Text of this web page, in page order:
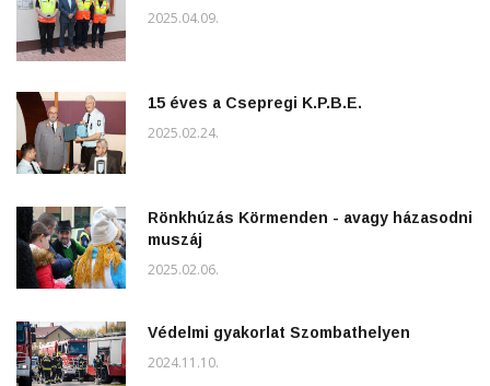
2025.04.09.
15 éves a Csepregi K.P.B.E.
2025.02.24.
Rönkhúzás Körmenden - avagy házasodni
muszáj
2025.02.06.
Védelmi gyakorlat Szombathelyen
2024.11.10.